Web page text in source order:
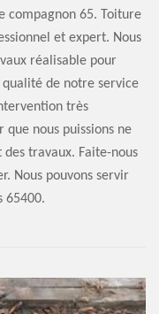
compagnon 65. Toiture
et expert. Nous
réalisable pour
de notre service
très
nous puissions ne
travaux. Faite-nous
Nous pouvons servir
65400.